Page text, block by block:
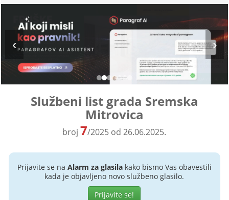
Službeni list grada Sremska
Mitrovica
broj 7/2025 od 26.06.2025.
Prijavite se na Alarm za glasilakako bismo Vas obavestili
kada je objavljeno novo službeno glasilo.
Prijavite se!